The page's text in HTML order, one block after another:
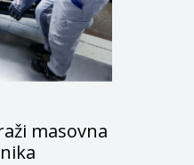
masovna